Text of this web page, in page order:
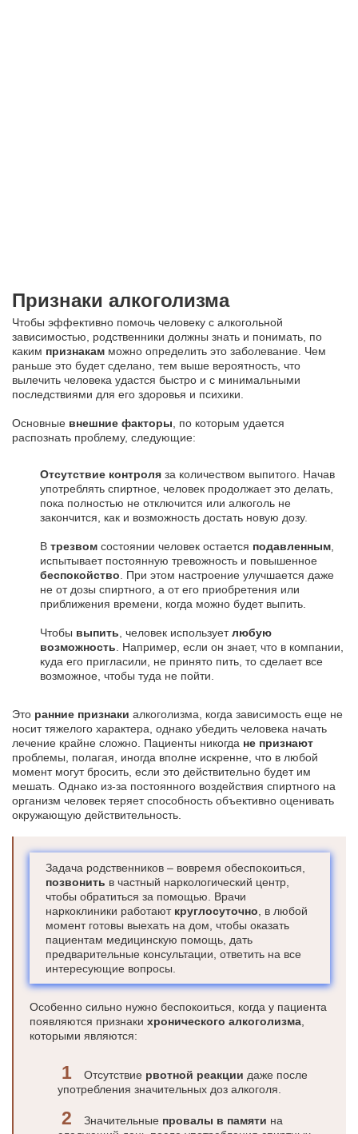
Признаки алкоголизма
Чтобы эффективно помочь человеку с алкогольной
зависимостью, родственники должны знать и понимать, по
каким признакам можно определить это заболевание. Чем
раньше это будет сделано, тем выше вероятность, что
вылечить человека удастся быстро и с минимальными
последствиями для его здоровья и психики.
Основные внешние факторы , по которым удается
распознать проблему, следующие:
Отсутствие контроля за количеством выпитого. Начав
употреблять спиртное, человек продолжает это делать,
пока полностью не отключится или алкоголь не
закончится, как и возможность достать новую дозу.
В трезвом состоянии человек остается подавленным
испытывает постоянную тревожность и повышенное
беспокойство . При этом настроение улучшается даже
не от дозы спиртного, а от его приобретения или
приближения времени, когда можно будет выпить.
Чтобы выпить , человек используетлюбую
возможность . Например, если он знает, что в компании,
куда его пригласили, не принято пить, то сделает все
возможное, чтобы туда не пойти.
Это ранние признаки алкоголизма, когда зависимость еще не
носит тяжелого характера, однако убедить человека начать
лечение крайне сложно. Пациенты никогда не признают
проблемы, полагая, иногда вполне искренне, что в любой
момент могут бросить, если это действительно будет им
мешать. Однако из-за постоянного воздействия спиртного на
организм человек теряет способность объективно оценивать
окружающую действительность.
Задача родственников – вовремя обеспокоиться,
позвонить в частный наркологический центр,
чтобы обратиться за помощью. Врачи
наркоклиники работают круглосуточно , в любой
момент готовы выехать на дом, чтобы оказать
пациентам медицинскую помощь, дать
предварительные консультации, ответить на все
интересующие вопросы.
Особенно сильно нужно беспокоиться, когда у пациента
появляются признаки хронического алкоголизма
которыми являются:
Отсутствие рвотной реакции даже после
употребления значительных доз алкоголя.
Значительные провалы в памяти на